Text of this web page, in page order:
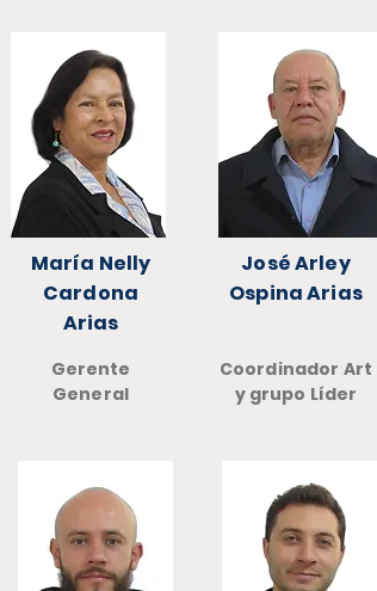
María Nelly
Cardona
Arias
Gerente
General
José Arley
Ospina Arias
Coordinador Art
y grupo Líder